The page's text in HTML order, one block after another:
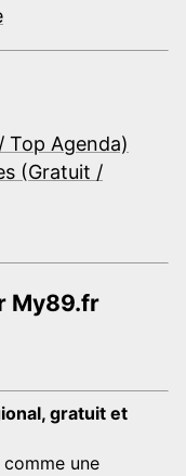
Top Agenda)
(Gratuit /
My89.fr
gratuit et
comme une